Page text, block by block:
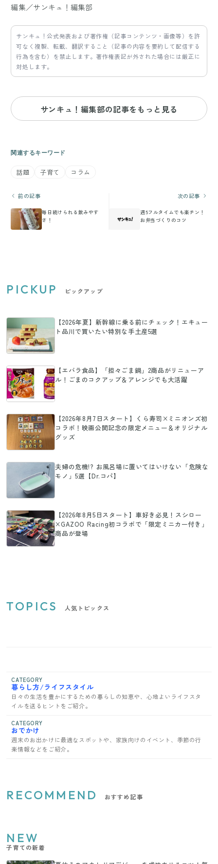
編集／サンキュ！編集部
サンキュ！公式発表および著作権（記事コンテンツ・画像等）を許
可なく複製、転載、翻訳すること（記事の内容を要約して配信する
行為を含む）を禁止します。著作権表記が外された場合には厳正に
対処します。
サンキュ！編集部の記事をもっと見る
関連するキーワード
話題 子育て コラム
前の記事
毎日続けられる飲みやす
さ！
次の記事
週5フルタイムでも楽チン！
お弁当づくりのコツ
PICKUP ピックアップ
【2026年夏】新幹線に乗る前にチェック！エキュー
ト品川で買いたい特別な手土産5選
【エバラ食品】「担々ごま鍋」2商品がリニューア
ル！ごまのコクアップ＆アレンジでも大活躍
【2026年8月7日スタート】くら寿司×ミニオンズ初
コラボ！映画公開記念の限定メニュー＆オリジナル
グッズ
夫婦の危機!? お風呂場に置いてはいけない「危険な
モノ」5選【Dr.コパ】
【2026年8月5日スタート】車好き必見！スシロー
×GAZOO Racing初コラボで「限定ミニカー付き」
商品が登場
TOPICS 人気トピックス
CATEGORY
暮らし方/ライフスタイル
日々の生活を豊かにするための暮らしの知恵や、心地よいライフスタ
イルを送るヒントをご紹介。
CATEGORY
おでかけ
週末のお出かけに最適なスポットや、家族向けのイベント、季節の行
楽情報などをご紹介。
RECOMMEND おすすめ記事
NEW
子育ての新着